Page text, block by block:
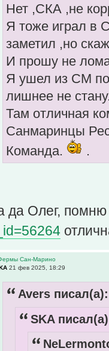
Нет ,СКА ,не
Я тоже играл в
заметил ,но
И прошу не
Я ушел из СМ по
лишнее не
Там отличная
Санмаринцы
Команда.
.
да Олег,
Сан-Марино
21 фев 2025, 18:29
Avers писал(а):
SKA